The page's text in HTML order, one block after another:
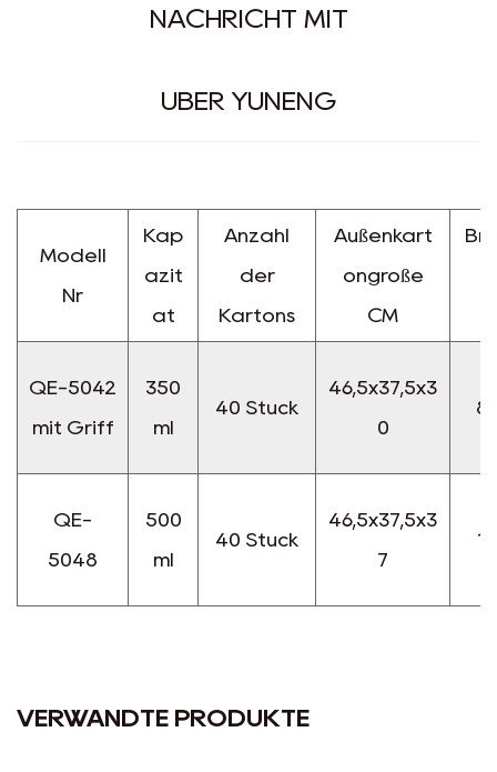
NACHRICHT MIT
ÜBER YUNENG
Modell
Nr
Kap
azit
ät
Anzahl
der
Kartons
Außenkart
ongröße
CM
QE-5042
mit Griff
350
ml
40 Stück
46,5x37,5x3
0
QE-
5048
500
ml
40 Stück
46,5x37,5x3
7
VERWANDTE PRODUKTE